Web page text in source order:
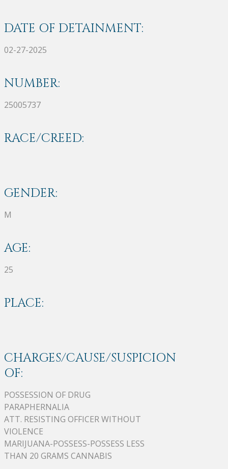
DATE OF DETAINMENT:
02-27-2025
NUMBER:
25005737
RACE/CREED:
GENDER:
M
AGE:
25
PLACE:
CHARGES/CAUSE/SUSPICION
OF:
POSSESSION OF DRUG
PARAPHERNALIA
ATT. RESISTING OFFICER WITHOUT
VIOLENCE
MARIJUANA-POSSESS-POSSESS LESS
THAN 20 GRAMS CANNABIS